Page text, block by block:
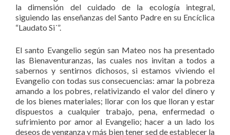
la dimensión del cuidado de la ecología integral,
siguiendo las enseñanzas del Santo Padre en su Encíclica
“Laudato Si´”.
El santo Evangelio según san Mateo nos ha presentado
las Bienaventuranzas, las cuales nos invitan a todos a
sabernos y sentirnos dichosos, si estamos viviendo el
Evangelio con todas sus consecuencias: amar la pobreza
amando a los pobres, relativizando el valor del dinero y
de los bienes materiales; llorar con los que lloran y estar
dispuestos a cualquier trabajo, pena, enfermedad o
sufrimiento por amor al Evangelio; hacer a un lado los
deseos de venganza y más bien tener sed de establecer la